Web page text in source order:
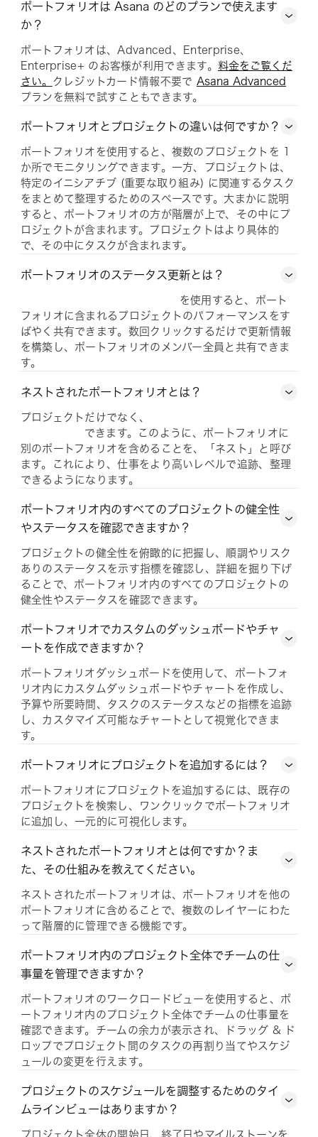
ポートフォリオは Asana のどのプランで使えます
か？
ポートフォリオは、Advanced、Enterprise、
Enterprise+ のお客様が利用できます。 料金をご覧くだ
さい。
クレジットカード情報不要で Asana Advanced
プランを無料で試すこともできます。
ポートフォリオとプロジェクトの違いは何ですか？
ポートフォリオを使用すると、複数のプロジェクトを 1
か所でモニタリングできます。一方、プロジェクトは、
特定のイニシアチブ (重要な取り組み) に関連するタスク
をまとめて整理するためのスペースです。大まかに説明
すると、ポートフォリオの方が階層が上で、その中にプ
ロジェクトが含まれます。プロジェクトはより具体的
で、その中にタスクが含まれます。
ポートフォリオのステータス更新とは？
を使用すると、ポート
フォリオに含まれるプロジェクトのパフォーマンスをす
ばやく共有できます。数回クリックするだけで更新情報
を構築し、ポートフォリオのメンバー全員と共有できま
す。
ネストされたポートフォリオとは？
プロジェクトだけでなく、
できます。このように、ポートフォリオに
別のポートフォリオを含めることを、「ネスト」と呼び
ます。これにより、仕事をより高いレベルで追跡、整理
できるようになります。
ポートフォリオ内のすべてのプロジェクトの健全性
やステータスを確認できますか？
プロジェクトの健全性を俯瞰的に把握し、順調やリスク
ありのステータスを示す指標を確認し、詳細を掘り下げ
ることで、ポートフォリオ内のすべてのプロジェクトの
健全性やステータスを確認できます。
ポートフォリオでカスタムのダッシュボードやチャ
ートを作成できますか？
ポートフォリオダッシュボードを使用して、ポートフォ
リオ内にカスタムダッシュボードやチャートを作成し、
予算や所要時間、タスクのステータスなどの指標を追跡
し、カスタマイズ可能なチャートとして視覚化できま
す。
ポートフォリオにプロジェクトを追加するには？
ポートフォリオにプロジェクトを追加するには、既存の
プロジェクトを検索し、ワンクリックでポートフォリオ
に追加し、一元的に可視化します。
ネストされたポートフォリオとは何ですか？ま
た、その仕組みを教えてください。
ネストされたポートフォリオは、ポートフォリオを他の
ポートフォリオに含めることで、複数のレイヤーにわた
って階層的に管理できる機能です。
ポートフォリオ内のプロジェクト全体でチームの仕
事量を管理できますか？
ポートフォリオのワークロードビューを使用すると、ポ
ートフォリオ内のプロジェクト全体でチームの仕事量を
確認できます。チームの余力が表示され、ドラッグ & ド
ロップでプロジェクト間のタスクの再割り当てやスケジ
ュールの変更を行えます。
プロジェクトのスケジュールを調整するためのタイ
ムラインビューはありますか？
プロジェクト全体の開始日、終了日やマイルストーンを